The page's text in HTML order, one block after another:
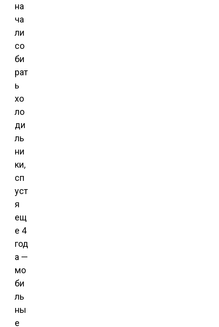
на
ча
ли
со
би
рат
ь
хо
ло
ди
ль
ни
ки,
сп
уст
я
ещ
е 4
год
а —
мо
би
ль
ны
е